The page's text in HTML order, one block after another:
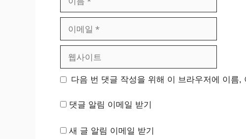
일
이 다음 번 댓글 작성을 위해 이 브라우저에 이름
댓글 알림 이메일 받기
새 글 알림 이메일 받기